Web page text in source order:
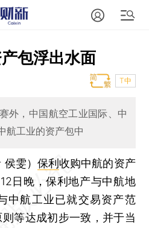
包浮出水面
T中
外，中国航空工业国际、中
航工业的资产包中
雯） 保利收购中航的资产
日晚，保利地产与中航地
中航工业已就交易资产范
等达成初步一致，并于当